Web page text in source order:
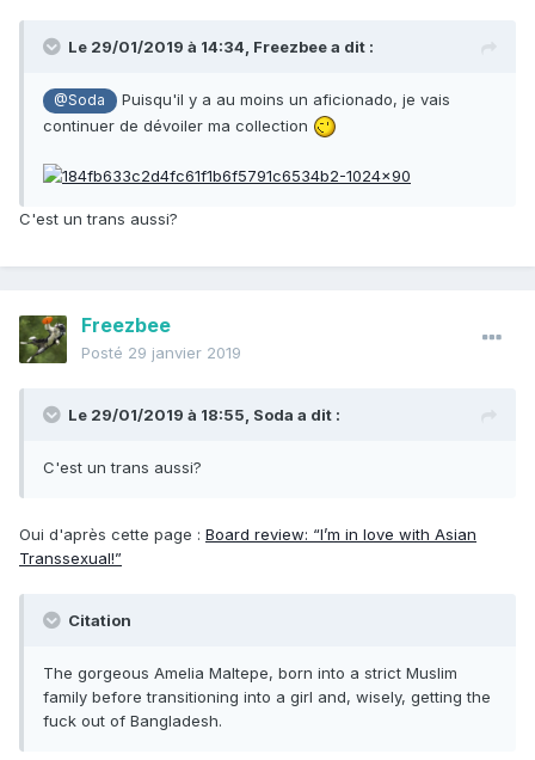
Le 29/01/2019 à 14:34, Freezbeea dit :
@Soda
Puisqu'il y a au moins un aficionado, je vais
continuer de dévoiler ma collection
C'est un trans aussi?
Freezbee
Posté 29 janvier 2019
Le 29/01/2019 à 18:55, Soda a dit :
C'est un trans aussi?
Oui d'après cette page : Board review: “I’m in love with Asian
Transsexual!”
Citation
The gorgeous Amelia Maltepe, born into a strict Muslim
family before transitioning into a girl and, wisely, getting the
fuck out of Bangladesh.